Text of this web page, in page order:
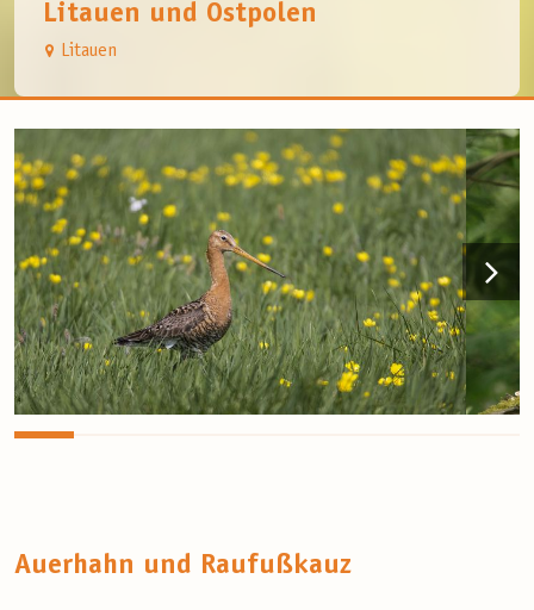
Litauen und Ostpolen
Litauen
Auerhahn und Raufußkauz